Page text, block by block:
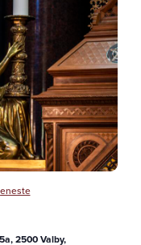
2500 Valby,